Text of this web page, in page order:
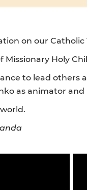
on our Catholic
Holy
to lead others
as animator